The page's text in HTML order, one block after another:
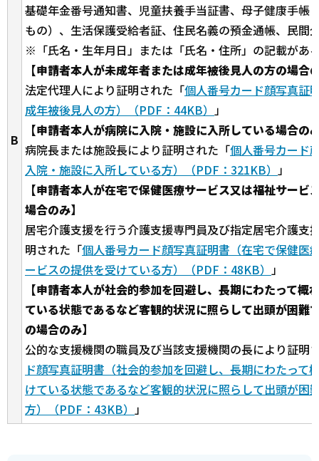
B
基礎年金番号通知書、児童扶養手当証書、母子健康手帳
もの）、生活保護受給者証、住民名義の預金通帳、民間
※「氏名・生年月日」または「氏名・住所」の記載があ
【申請者本人が未成年者または成年被後見人の方の場合
法定代理人により証明された「個人番号カード顔写真証
成年被後見人の方）（PDF：44KB） 」
【申請者本人が病院に入院・施設に入所している場合の
病院長または施設長により証明された 「個人番号カード
入院・施設に入所している方）（PDF：321KB） 」
【申請者本人が在宅で保健医療サービス又は福祉サービ
場合のみ】
居宅介護支援を行う介護支援専門員及び指定居宅介護支
明された 「個人番号カード顔写真証明書（在宅で保健医
ービスの提供を受けている方）（PDF：48KB） 」
【申請者本人が社会的参加を回避し、長期にわたって概
ている状態であるなど客観的状況に照らして出頭が困難
の場合のみ】
公的な支援機関の職員及び当該支援機関の長により証明
ド顔写真証明書（社会的参加を回避し、長期にわたって
けている状態であるなど客観的状況に照らして出頭が困
方）（PDF：43KB） 」